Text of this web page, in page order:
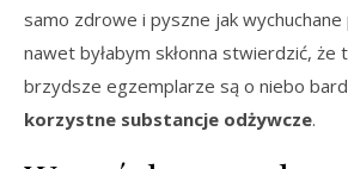
samo zdrowe i pyszne jak wychuchane
nawet byłabym skłonna stwierdzić, że
brzydsze egzemplarze są o niebo
korzystne substancje odżywcze.